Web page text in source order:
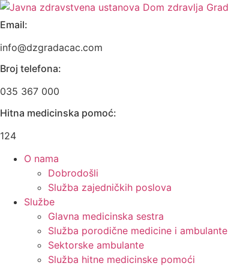
Skip
to
Email:
info@dzgradacac.com
Broj telefona:
035 367 000
Hitna medicinska pomoć:
124
O nama
Dobrodošli
Služba zajedničkih poslova
Službe
Glavna medicinska sestra
Služba porodične medicine i ambulante
Sektorske ambulante
Služba hitne medicinske pomoći